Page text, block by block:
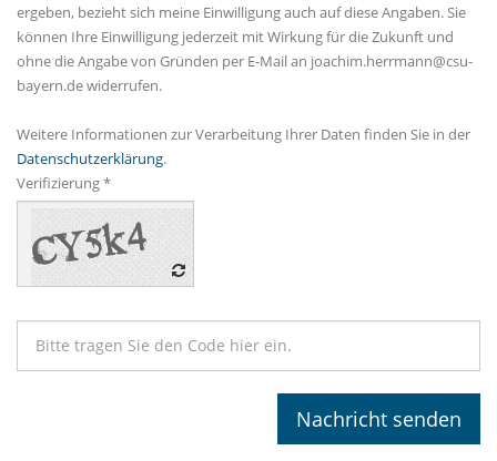
ergeben, bezieht sich meine Einwilligung auch auf diese Angaben. Sie
können Ihre Einwilligung jederzeit mit Wirkung für die Zukunft und
ohne die Angabe von Gründen per E-Mail an joachim.herrmann@csu-
bayern.de widerrufen.
Weitere Informationen zur Verarbeitung Ihrer Daten finden Sie in der
Datenschutzerklärung.
Verifizierung *